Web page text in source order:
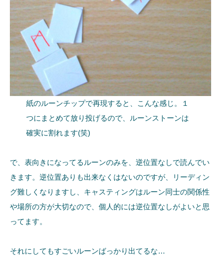
紙のルーンチップで再現すると、こんな感じ。１
つにまとめて放り投げるので、ルーンストーンは
確実に割れます(笑)
で、表向きになってるルーンのみを、逆位置なしで読んでい
きます。逆位置ありも出来なくはないのですが、リーディン
グ難しくなりますし、キャスティングはルーン同士の関係性
や場所の方が大切なので、個人的には逆位置なしがよいと思
ってます。
それにしてもすごいルーンばっかり出てるな…